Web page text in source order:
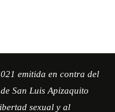
emitida en contra del
San Luis Apizaquito
sexual y al